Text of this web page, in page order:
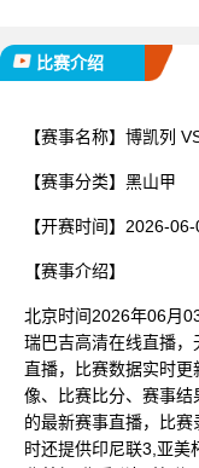
比赛介绍
【赛事名称】 博凯列
【赛事分类】 黑山甲
【开赛时间】 2026-
【赛事介绍】
北京时间2026年06月
瑞巴吉高清在线直播
直播，比赛数据实时
像、比赛比分、赛事
的最新赛事直播，比
时还提供印尼联3,亚美